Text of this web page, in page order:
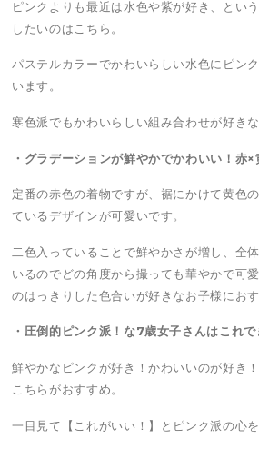
ピンクよりも最近は水色や紫が好き、とい
したいのはこちら。
パステルカラーでかわいらしい水色にピン
います。
寒色派でもかわいらしい組み合わせが好き
・グラデーションが鮮やかでかわいい！赤×
定番の赤色の着物ですが、裾にかけて黄色
ているデザインが可愛いです。
二色入っていることで鮮やかさが増し、全
いるのでどの角度から撮っても華やかで可
のはっきりした色合いが好きなお子様におす
・圧倒的ピンク派！な7歳女子さんはこれで
鮮やかなピンクが好き！かわいいのが好き
こちらがおすすめ。
一目見て【これがいい！】とピンク派の心